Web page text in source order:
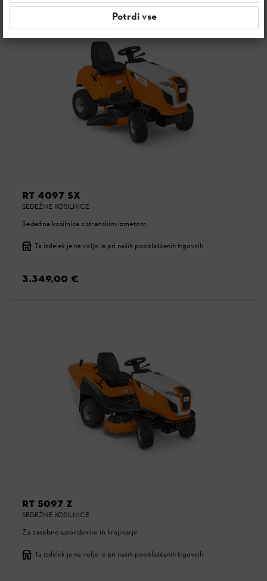
RT 4097 SX
SEDEŽNE KOSILNICE
Sedežna kosilnica s stranskim izmetom
Ta izdelek je na voljo le pri naših pooblaščenih trgovcih
3.349,00 €
RT 5097 Z
SEDEŽNE KOSILNICE
Za zasebne uporabnike in krajinarje
Ta izdelek je na voljo le pri naših pooblaščenih trgovcih
Potrdi vse